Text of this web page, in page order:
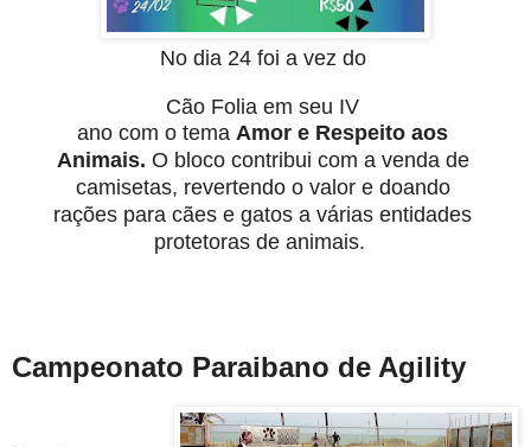
No dia 24 foi a vez do
Cão Folia em seu IV
ano com o tema Amor e Respeito aos
Animais. O bloco contribui com a venda de
camisetas, revertendo o valor e doando
rações para cães e gatos a várias entidades
protetoras de animais.
Campeonato Paraibano de Agility